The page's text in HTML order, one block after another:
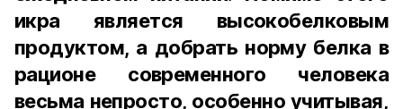
икра является высокобелковым
продуктом, а добрать норму белка в
рационе современного человека
весьма непросто, особенно учитывая,